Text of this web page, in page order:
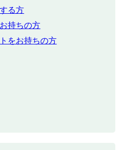
る方
持ちの方
をお持ちの方